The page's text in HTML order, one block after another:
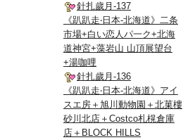
針扎歲月-137
《趴趴走‧日本-北海道》二条
市場+白い恋人パ一ク+北海
道神宮+藻岩山 山頂展望台
+湯咖哩
針扎歲月-136
《趴趴走‧日本-北海道》アイ
スエ房＋旭川動物園＋北菓樓
砂川北店＋Costco札榥倉庫
店＋BLOCK HILLS